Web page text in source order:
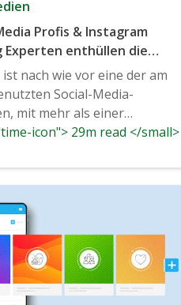
Profis & Instagram
Experten enthüllen die
Instagram-Trends, die im
darüber hinaus bekannt
nach wie vor eine der am
Social-Media-
mit mehr als einer
icon"> 29m read </small>